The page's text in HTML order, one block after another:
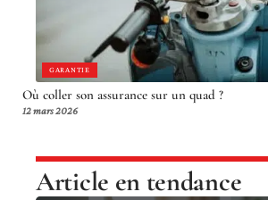
GARANTIE
Où coller son assurance sur un quad ?
12 mars 2026
Article en tendance